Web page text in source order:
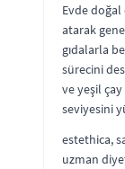
Evde
atarak
gıdalarla
sürecini
ve yeşil
seviyesini
estethica,
uzman